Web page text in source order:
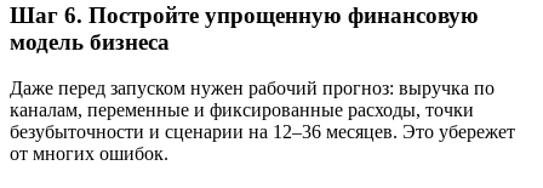
Шаг 6. Постройте упрощенную финансовую
модель бизнеса
Даже перед запуском нужен рабочий прогноз: выручка по
каналам, переменные и фиксированные расходы, точки
безубыточности и сценарии на 12–36 месяцев. Это убережет
от многих ошибок.